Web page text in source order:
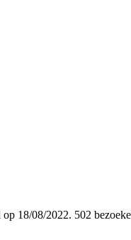
18/08/2022. 502